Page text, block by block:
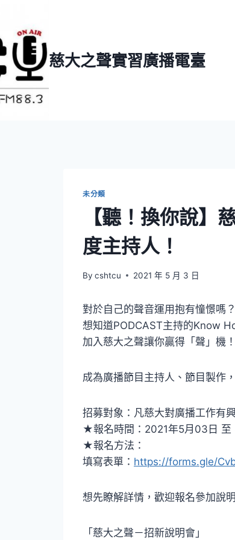
慈大之聲實習廣播電臺
未分類
【聽！換你說】
度主持人！
By cshtcu 2021 年 5 月 3 日
對於自己的聲音運用抱有憧憬嗎？
想知道PODCAST主持的Know
加入慈大之聲讓你贏得「聲」機！
成為廣播節目主持人、節目製作
招募對象：凡慈大對廣播工作有
★報名時間：2021年5月03日 至
★報名方法：
填寫表單： https://forms.gle/
想先瞭解詳情，歡迎報名參加說
「慈大之聲－招新說明會」